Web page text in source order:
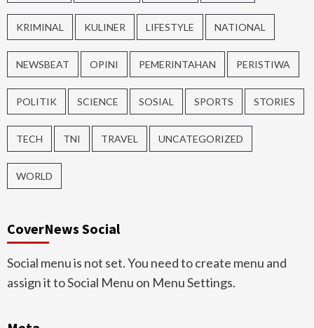
KRIMINAL KULINER LIFESTYLE NATIONAL
NEWSBEAT OPINI PEMERINTAHAN PERISTIWA
POLITIK SCIENCE SOSIAL SPORTS STORIES
TECH TNI TRAVEL UNCATEGORIZED
WORLD
CoverNews Social
Social menu is not set. You need to create menu and
assign it to Social Menu on Menu Settings.